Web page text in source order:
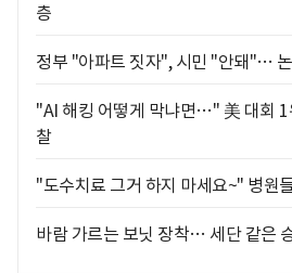
층
정부 "아파트 짓자", 시민 "안돼"…
"AI 해킹 어떻게 막냐면…" 美 대회 1
찰
"도수치료 그거 하지 마세요~" 병원
바람 가르는 보닛 장착… 세단 같은